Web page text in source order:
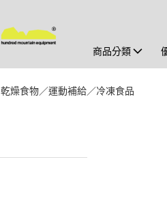
商品分類
乾燥食物／運動補給／冷凍食品